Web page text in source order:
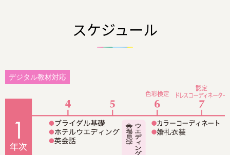
スケジュール
デジタル教材対応